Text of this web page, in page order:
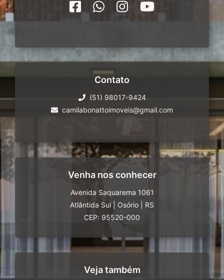
Contato
(51) 98017-9424
camilabonattoimoveis@gmail.com
Venha nos conhecer
Avenida Saquarema 1061
Atlântida Sul
Osório
RS
CEP: 95520-000
Veja também